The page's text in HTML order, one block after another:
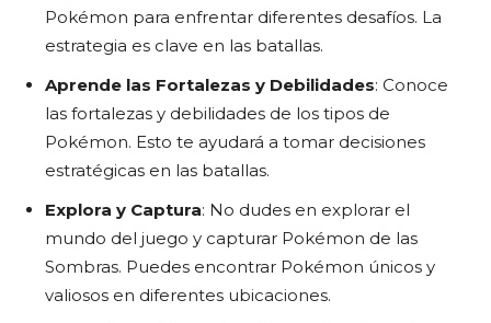
Pokémon para enfrentar diferentes desafíos. La
estrategia es clave en las batallas.
Aprende las Fortalezas y Debilidades: Conoce
las fortalezas y debilidades de los tipos de
Pokémon. Esto te ayudará a tomar decisiones
estratégicas en las batallas.
Explora y Captura: No dudes en explorar el
mundo del juego y capturar Pokémon de las
Sombras. Puedes encontrar Pokémon únicos y
valiosos en diferentes ubicaciones.